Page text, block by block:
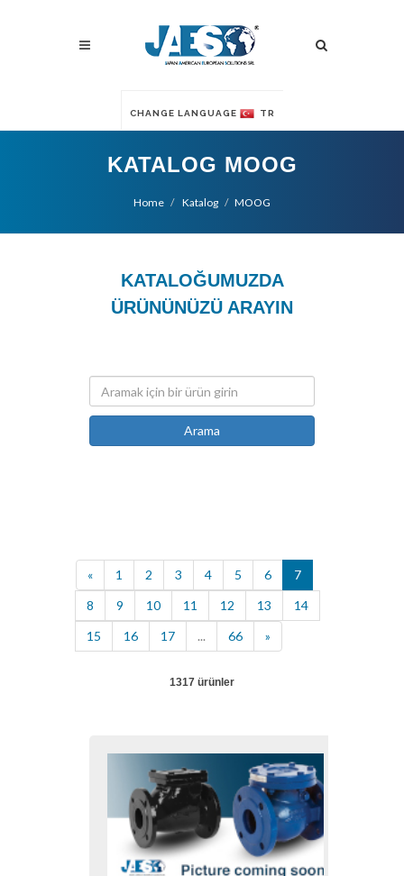
CHANGE LANGUAGE TR
KATALOG MOOG
Home Katalog MOOG
KATALOĞUMUZDA
ÜRÜNÜNÜZÜ ARAYIN
Arama
« 1 2 3 4 5 6
7
8
9 10 11 12 13
14
15
16 17 ... 66 »
1317 ürünler